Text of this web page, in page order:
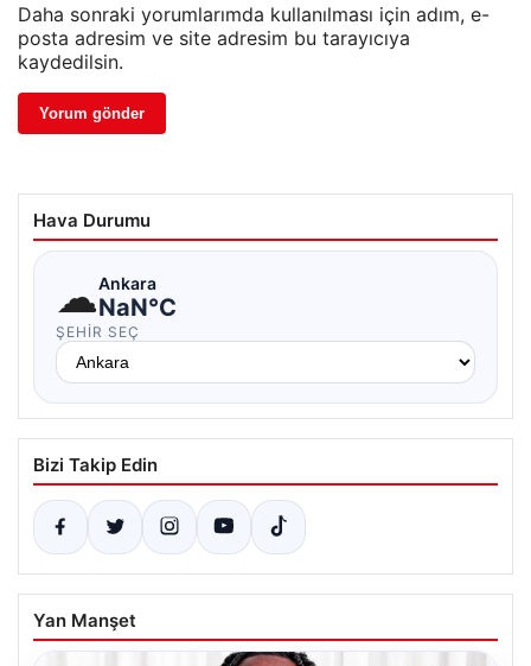
Daha sonraki yorumlarımda kullanılması için adım, e-
posta adresim ve site adresim bu tarayıcıya
kaydedilsin.
Hava Durumu
☁Ankara
NaN°C
ŞEHIR SEÇ
Bizi Takip Edin
Yan Manşet